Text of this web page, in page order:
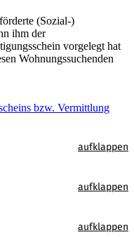
(Sozial-)
ihm der
vorgelegt hat
Wohnungssuchenden
bzw. Vermittlung